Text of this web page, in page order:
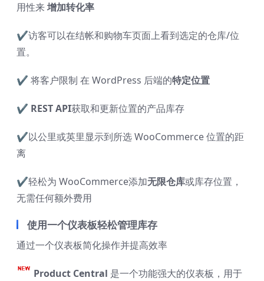
用性来增加转化率
✔访客可以在结帐和购物车页面上看到选定的仓库/位
置。
✔ 将客户限制 在 WordPress 后端的特定位置
✔ REST API获取和更新位置的产品库存
✔以公里或英里显示到所选 WooCommerce 位置的距
离
✔轻松为 WooCommerce添加无限仓库或库存位置，
无需任何额外费用
使用一个仪表板轻松管理库存
通过一个仪表板简化操作并提高效率
Product Central 是一个功能强大的仪表板，用于